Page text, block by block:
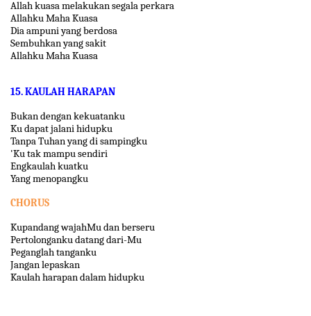
Allah kuasa melakukan segala perkara
Allahku Maha Kuasa
Dia ampuni yang berdosa
Sembuhkan yang sakit
Allahku Maha Kuasa
15. KAULAH HARAPAN
Bukan dengan kekuatanku
Ku dapat jalani hidupku
Tanpa Tuhan yang di sampingku
'Ku tak mampu sendiri
Engkaulah kuatku
Yang menopangku
CHORUS
Kupandang wajahMu dan berseru
Pertolonganku datang dari-Mu
Peganglah tanganku
Jangan lepaskan
Kaulah harapan dalam hidupku